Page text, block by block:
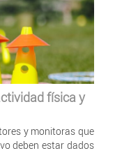
física y
y monitoras que
deben estar dados